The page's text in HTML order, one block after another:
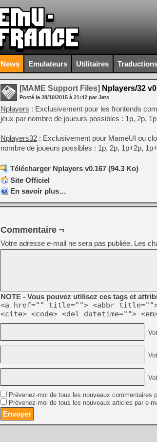
News Emulateurs Utilitaires
[MAME Support Files] Nplayers/32
Posté le 28/10/2015 à 21:42 par Jets
Nplayers : Exclusivement pour les frontends
jeux par nombre de joueurs possibles : 1p, 2p,
Nplayers32 : Exclusivement pour MameUI ou
nombre de joueurs possibles : 1p, 2p, 1p+2p,
Télécharger Nplayers v0.167 (94.3 Ko)
Site Officiel
En savoir plus…
Commentaire ¬
Votre adresse e-mail ne sera pas publiée. Les
NOTE - Vous pouvez utilisez ces tags et
<a href="" title=""> <abbr title="">
<cite> <code> <del datetime="">
Prévenez-moi de tous les nouveaux commentaires
Prévenez-moi de tous les nouveaux articles par e-